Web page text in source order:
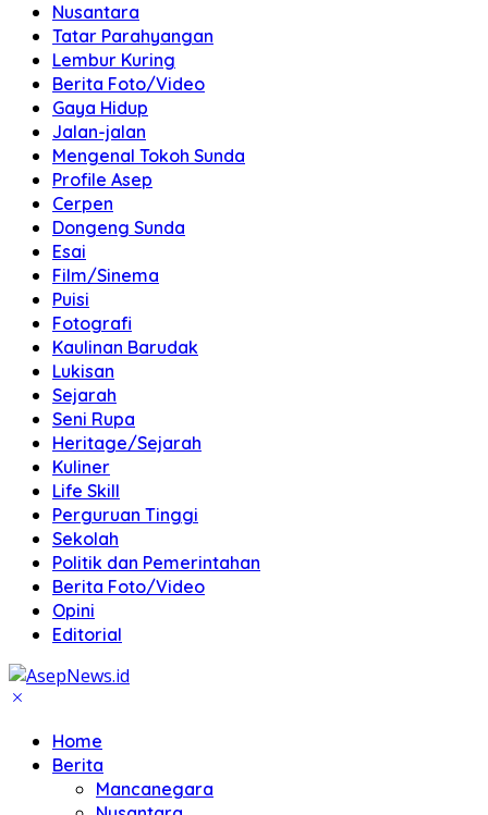
Nusantara
Tatar Parahyangan
Lembur Kuring
Berita Foto/Video
Gaya Hidup
Jalan-jalan
Mengenal Tokoh Sunda
Profile Asep
Cerpen
Dongeng Sunda
Esai
Film/Sinema
Puisi
Fotografi
Kaulinan Barudak
Lukisan
Sejarah
Seni Rupa
Heritage/Sejarah
Kuliner
Life Skill
Perguruan Tinggi
Sekolah
Politik dan Pemerintahan
Berita Foto/Video
Opini
Editorial
Home
Berita
Mancanegara